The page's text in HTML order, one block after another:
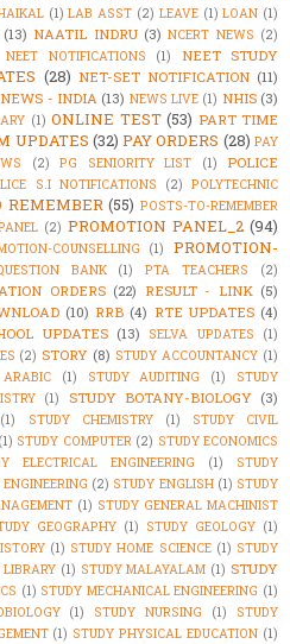
(1) LAB ASST (2) LEAVE (1) LOAN (1)
(13) NAATIL INDRU (3) NCERT NEWS (2)
NEET NOTIFICATIONS (1)
NEET STUDY
(28) NET-SET NOTIFICATION (11)
NEWS - INDIA (13) NEWS LIVE (1) NHIS (3)
(1) ONLINE TEST (53) PART TIME
UPDATES (32) PAY ORDERS (28) PAY
(2) PG SENIORITY LIST (1)
POLICE
S.I NOTIFICATIONS (2) POLYTECHNIC
REMEMBER (55) POSTS-TO-REMEMBER
(2) PROMOTION PANEL_2 (94)
COUNSELLING (1)
PROMOTION-
BANK (1) PTA TEACHERS
(2)
ORDERS (22) RESULT - LINK (5)
(10) RRB (4) RTE UPDATES (4)
UPDATES (13) SELVA UPDATES
(1)
(2) STORY (8) STUDY ACCOUNTANCY (1)
(1) STUDY AUDITING (1)
STUDY
(1) STUDY BOTANY-BIOLOGY (3)
(1) STUDY CHEMISTRY (1)
STUDY CIVIL
(1) STUDY COMPUTER (2) STUDY ECONOMICS
ELECTRICAL ENGINEERING (1)
STUDY
ENGINEERING (2) STUDY ENGLISH (1) STUDY
(1) STUDY GENERAL MACHINIST
GEOGRAPHY (1) STUDY GEOLOGY (1)
(1) STUDY HOME SCIENCE (1) STUDY
LIBRARY (1) STUDY MALAYALAM (1) STUDY
(1) STUDY MECHANICAL ENGINEERING (1)
(1) STUDY NURSING (1)
STUDY
(1) STUDY PHYSICAL EDUCATION (1)